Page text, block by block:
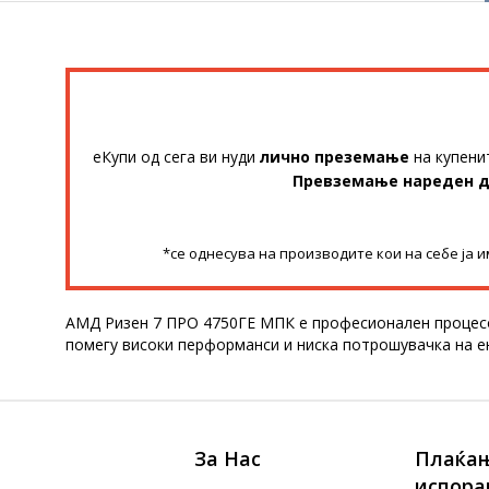
еКупи од сега ви нуди лично преземање на
Превземање нареден
*се однесува на производите кои на себе
АМД Ризен 7 ПРО 4750ГЕ МПК е професионален
помегу високи перформанси и ниска потрошувачка на
За Нас